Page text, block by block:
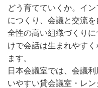
どう育てていくか。イ
につくり、会議と交流
全性の高い組織づくり
けで会話は生まれやす
ます。
日本会議室では、会議
いやすい貸会議室・レ